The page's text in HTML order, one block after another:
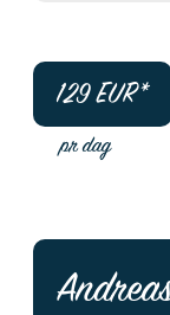
129EUR*
pr dag